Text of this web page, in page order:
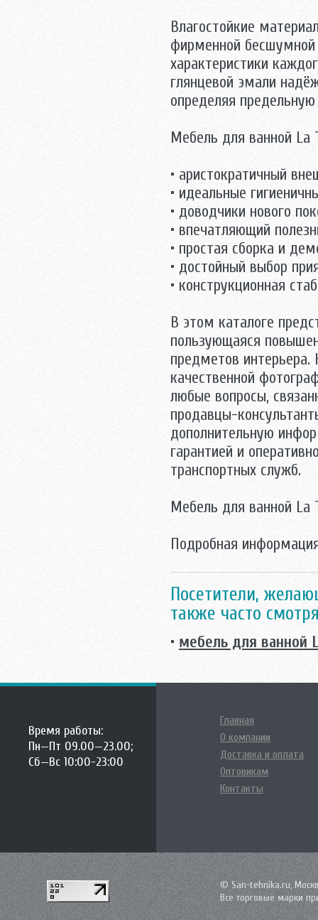
Влагостойкие
фирменной бесшумной
характеристики
глянцевой эмали
определяя
Mебель для ванной La
• аристократичный
• идеальные
• доводчики нового
• впечатляющий
• простая сборка и
• достойный выбор
• конструкционная
В этом каталоге
пользующаяся
предметов
качественной
любые вопросы,
продавцы-
дополнительную
гарантией и
транспортных служб.
Mебель для ванной La
Подробная
Посетители,
также часто
• мебель для ванной
Время работы:
Пн—Пт 09.00—23.00;
Сб—Вс 10:00-23:00
Главная
О компании
Доставка и оплата
Оптовикам
Контакты
© San-tehnika.ru,
Все торговые марки